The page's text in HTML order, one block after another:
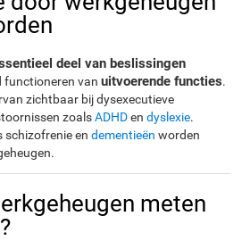
deel van beslissingen
functioneren vanuitvoerende functies.
zichtbaar bij dysexecutieve
zoalsADHDendyslexie.
schizofrenie endementieën worden
meten